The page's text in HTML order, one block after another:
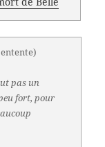
pas un
fort, pour